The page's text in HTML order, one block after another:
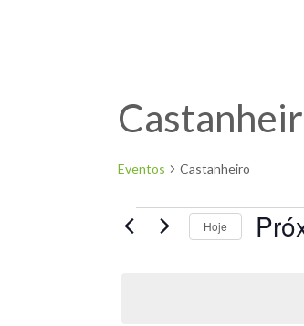
Eventos Castanheiro
Hoje